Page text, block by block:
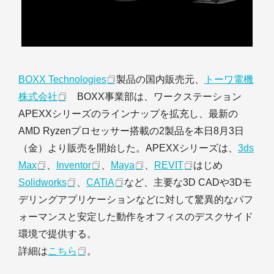
BOXX Technologies 製品の国内販売元、
トーワ電機
株式会社
BOXX事業部は、ワークステーション
APEXXシリーズのラインナップを拡充し、最新の
AMD Ryzenプロセッサー搭載の2製品を本日8月3日
（金）より販売を開始した。APEXXシリーズは、 3ds
Max
Inventor Maya REVIT
はじめ
Solidworks
CATiA
など、主要な3D CADや3Dモ
デリングアプリケーションなどに対して驚異的なパフ
ォーマンスと安定した動作をオフィスのデスクサイド
環境で提供する。
詳細はこちら 。